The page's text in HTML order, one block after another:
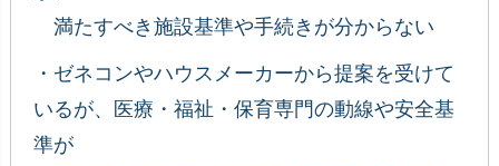
満たすべき施設基準や手続きが分からない
・ゼネコンやハウスメーカーから提案を受けて
いるが、医療・福祉・保育専門の動線や安全基
準が